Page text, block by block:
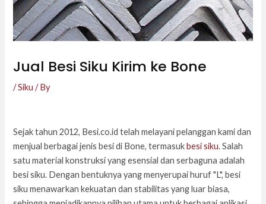
Jual Besi Siku Kirim ke Bone
/Siku / By
Sejak tahun 2012, Besi.co.id telah melayani pelanggan kami dan
menjual berbagai jenis besi di Bone, termasukbesi siku. Salah
satu material konstruksi yang esensial dan serbaguna adalah
besi siku. Dengan bentuknya yang menyerupai huruf "L", besi
siku menawarkan kekuatan dan stabilitas yang luar biasa,